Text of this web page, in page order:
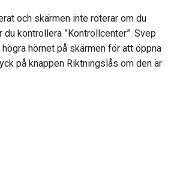
och skärmen inte roterar om du
du kontrollera ”Kontrollcenter”. Svep
hörnet på skärmen för att öppna
på knappen Riktningslås om den är